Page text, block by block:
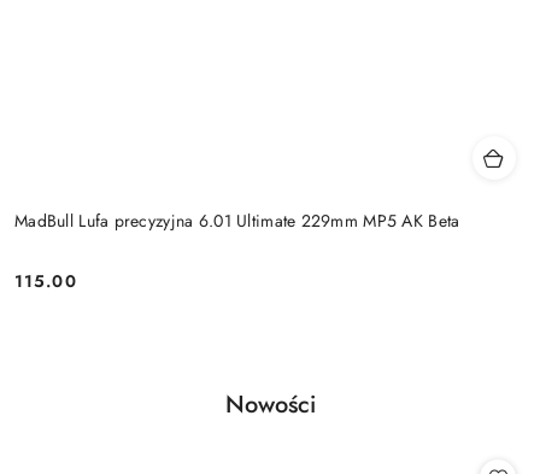
MadBull Lufa precyzyjna 6.01 Ultimate 229mm MP5 AK Beta
Cena:
115.00
Pomiń karuzelę produktów
Produkty
Nowości